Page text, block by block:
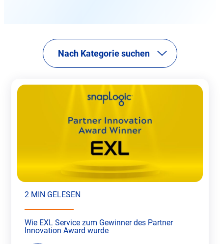
Nach Kategorie suchen
2 MIN GELESEN
Wie EXL Service zum Gewinner des Partner
Innovation Award wurde